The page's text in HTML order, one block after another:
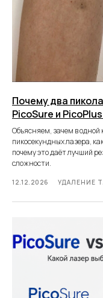
Почему два
PicoSure и
Объясняем, зачем в
пикосекундных лазера,
почему это даёт лучший
сложности.
12.12.2026 УДАЛЕНИЕ